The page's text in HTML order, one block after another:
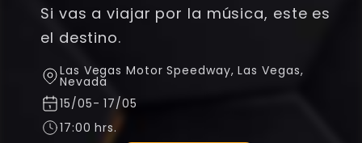
Si vas a viajar por la música, este es
el destino.
Las Vegas Motor Speedway,Las Vegas,
Nevada
15/05-17/05
17:00 hrs.